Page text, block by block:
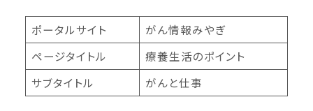
ポータルサイト
がん情報みやぎ
ページタイトル
療養生活のポイント
サブタイトル
がんと仕事